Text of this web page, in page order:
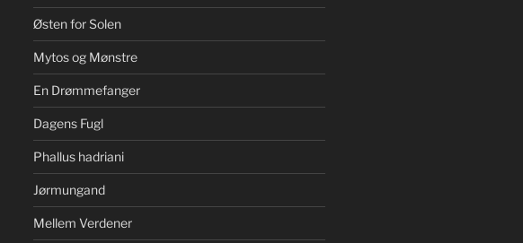
Østen for Solen
Mytos og Mønstre
En Drømmefanger
Dagens Fugl
Phallus hadriani
Jørmungand
Mellem Verdener